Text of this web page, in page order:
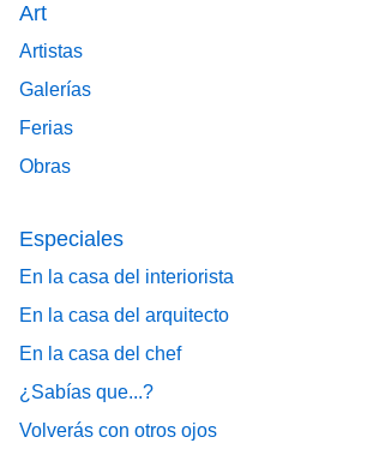
Art
Artistas
Galerías
Ferias
Obras
Especiales
En la casa del interiorista
En la casa del arquitecto
En la casa del chef
¿Sabías que...?
Volverás con otros ojos